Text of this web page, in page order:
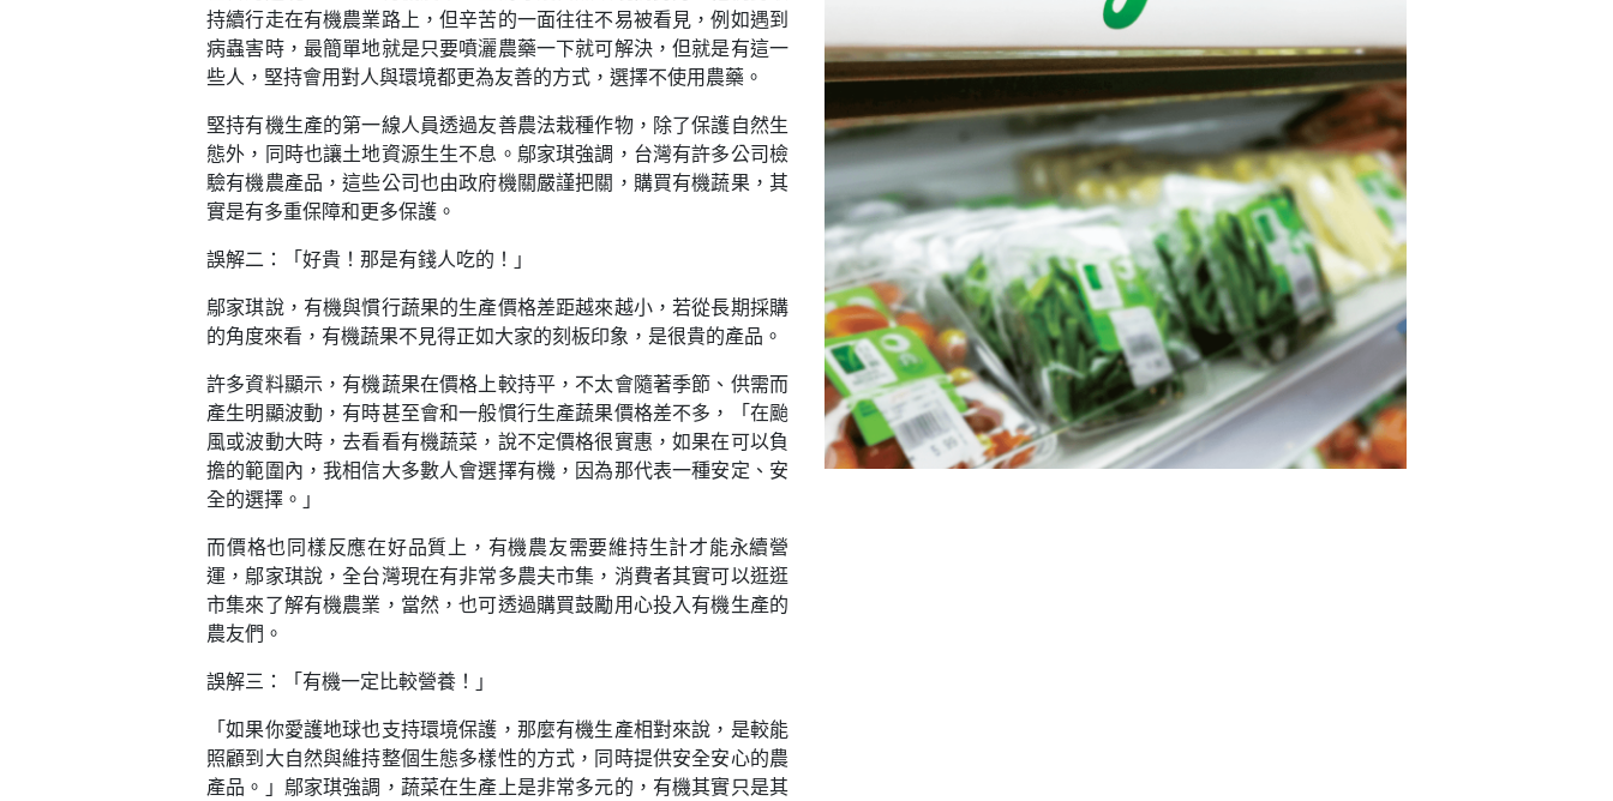
持續行走在有機農業路上，但辛苦的一面往往不易被看見，例如遇到
病蟲害時，最簡單地就是只要噴灑農藥一下就可解決，但就是有這一
些人，堅持會用對人與環境都更為友善的方式，選擇不使用農藥。
堅持有機生產的第一線人員透過友善農法栽種作物，除了保護自然生
態外，同時也讓土地資源生生不息。鄔家琪強調，台灣有許多公司檢
驗有機農產品，這些公司也由政府機關嚴謹把關，購買有機蔬果，其
實是有多重保障和更多保護。
誤解二：「好貴！那是有錢人吃的！」
鄔家琪說，有機與慣行蔬果的生產價格差距越來越小，若從長期採購
的角度來看，有機蔬果不見得正如大家的刻板印象，是很貴的產品。
許多資料顯示，有機蔬果在價格上較持平，不太會隨著季節、供需而
產生明顯波動，有時甚至會和一般慣行生產蔬果價格差不多，「在颱
風或波動大時，去看看有機蔬菜，說不定價格很實惠，如果在可以負
擔的範圍內，我相信大多數人會選擇有機，因為那代表一種安定、安
全的選擇。」
而價格也同樣反應在好品質上，有機農友需要維持生計才能永續營
運，鄔家琪說，全台灣現在有非常多農夫市集，消費者其實可以逛逛
市集來了解有機農業，當然，也可透過購買鼓勵用心投入有機生產的
農友們。
誤解三：「有機一定比較營養！」
「如果你愛護地球也支持環境保護，那麼有機生產相對來說，是較能
照顧到大自然與維持整個生態多樣性的方式，同時提供安全安心的農
產品。」鄔家琪強調，蔬菜在生產上是非常多元的，有機其實只是其